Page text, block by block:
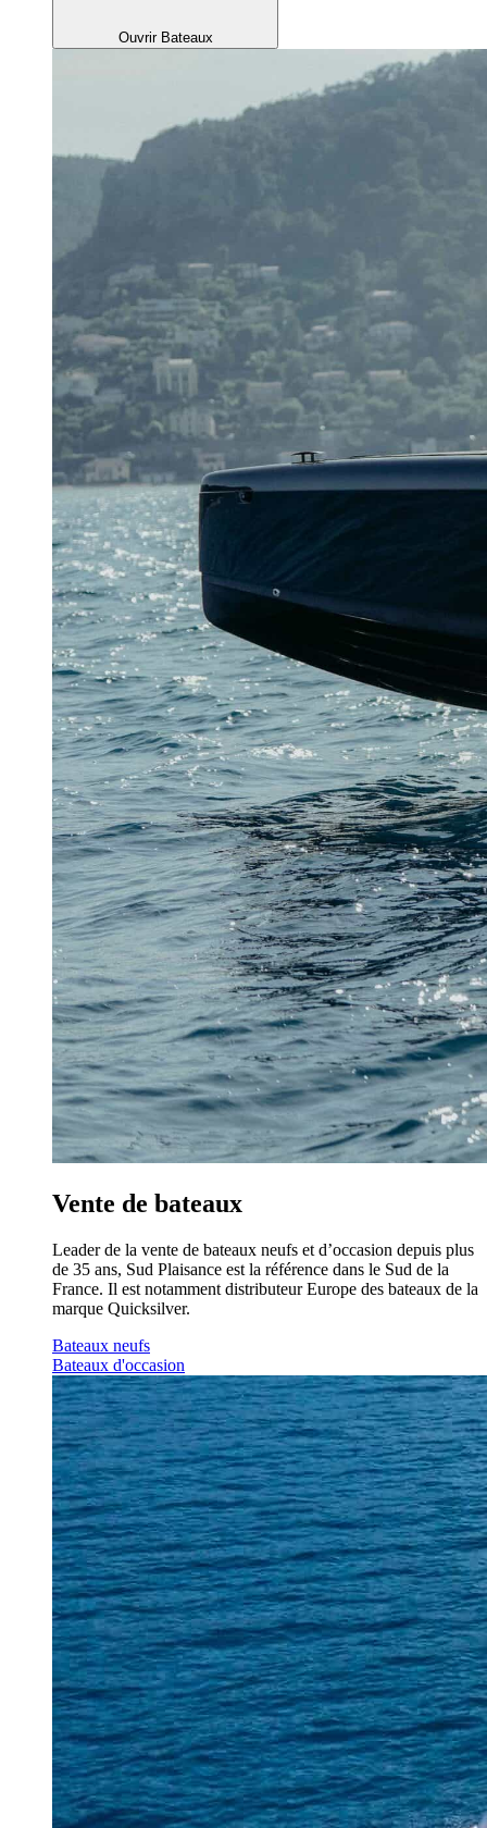
Ouvrir Bateaux
Vente de bateaux
Leader de la vente de bateaux neufs et d’occasion depuis plus
de 35 ans, Sud Plaisance est la référence dans le Sud de la
France. Il est notamment distributeur Europe des bateaux de la
marque Quicksilver.
Bateaux neufs
Bateaux d'occasion